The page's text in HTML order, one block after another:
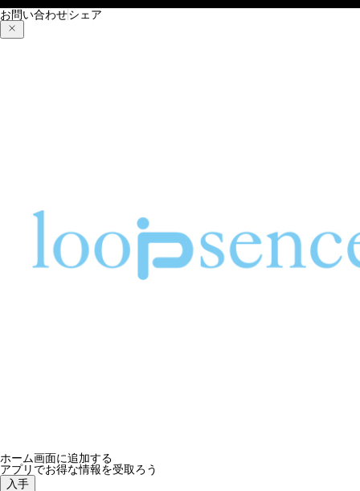
お問い合わせシェア
ホーム画面に追加する
アプリでお得な情報を受取ろう
入手